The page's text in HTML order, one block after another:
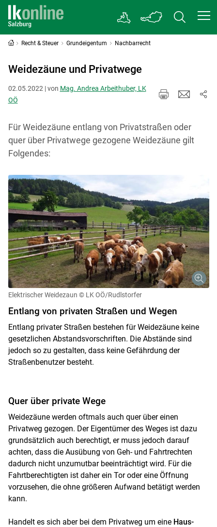
Skip to main content
Recht & Steuer Grundeigentum Nachbarrecht
Weidezäune und Privatwege
02.05.2022 | von Mag. Andrea Arbeithuber, LK
OÖ
Für Weidezäune entlang von Privatstraßen oder
quer über Privatwege gezogene Weidezäune gilt
Folgendes:
Elektrischer Weidezaun © LK OÖ/Rudlstorfer
Entlang von privaten Straßen und Wegen
Entlang privater Straßen bestehen für Weidezäune keine
gesetzlichen Abstandsvorschriften. Die Abstände sind
jedoch so zu gestalten, dass keine Gefährdung der
Straßenbenutzer besteht.
Quer über private Wege
Weidezäune werden oftmals auch quer über einen
Privatweg gezogen. Der Eigentümer des Weges ist dazu
grundsätzlich auch berechtigt, er muss jedoch darauf
achten, dass die Ausübung von Geh- und Fahrtrechten
dadurch nicht unzumutbar beeinträchtigt wird. Für die
Fahrtberechtigten ist daher ein Tor oder eine Öffnung
vorzusehen, die ohne größeren Aufwand betätigt werden
kann.
Handelt es sich aber bei dem Privatweg um eine Haus-